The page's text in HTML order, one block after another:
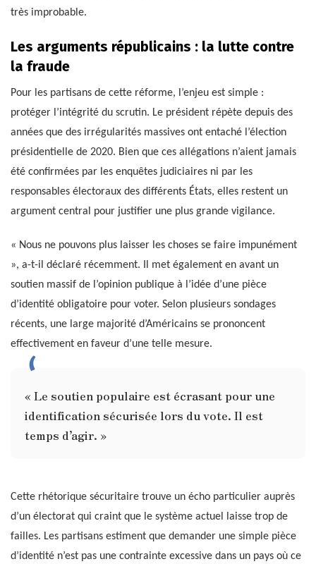
très improbable.
Les arguments républicains : la lutte contre
la fraude
Pour les partisans de cette réforme, l’enjeu est simple :
protéger l’intégrité du scrutin. Le président répète depuis des
années que des irrégularités massives ont entaché l’élection
présidentielle de 2020. Bien que ces allégations n’aient jamais
été confirmées par les enquêtes judiciaires ni par les
responsables électoraux des différents États, elles restent un
argument central pour justifier une plus grande vigilance.
« Nous ne pouvons plus laisser les choses se faire impunément
», a-t-il déclaré récemment. Il met également en avant un
soutien massif de l’opinion publique à l’idée d’une pièce
d’identité obligatoire pour voter. Selon plusieurs sondages
récents, une large majorité d’Américains se prononcent
effectivement en faveur d’une telle mesure.
« Le soutien populaire est écrasant pour une
identification sécurisée lors du vote. Il est
temps d’agir. »
Cette rhétorique sécuritaire trouve un écho particulier auprès
d’un électorat qui craint que le système actuel laisse trop de
failles. Les partisans estiment que demander une simple pièce
d’identité n’est pas une contrainte excessive dans un pays où ce